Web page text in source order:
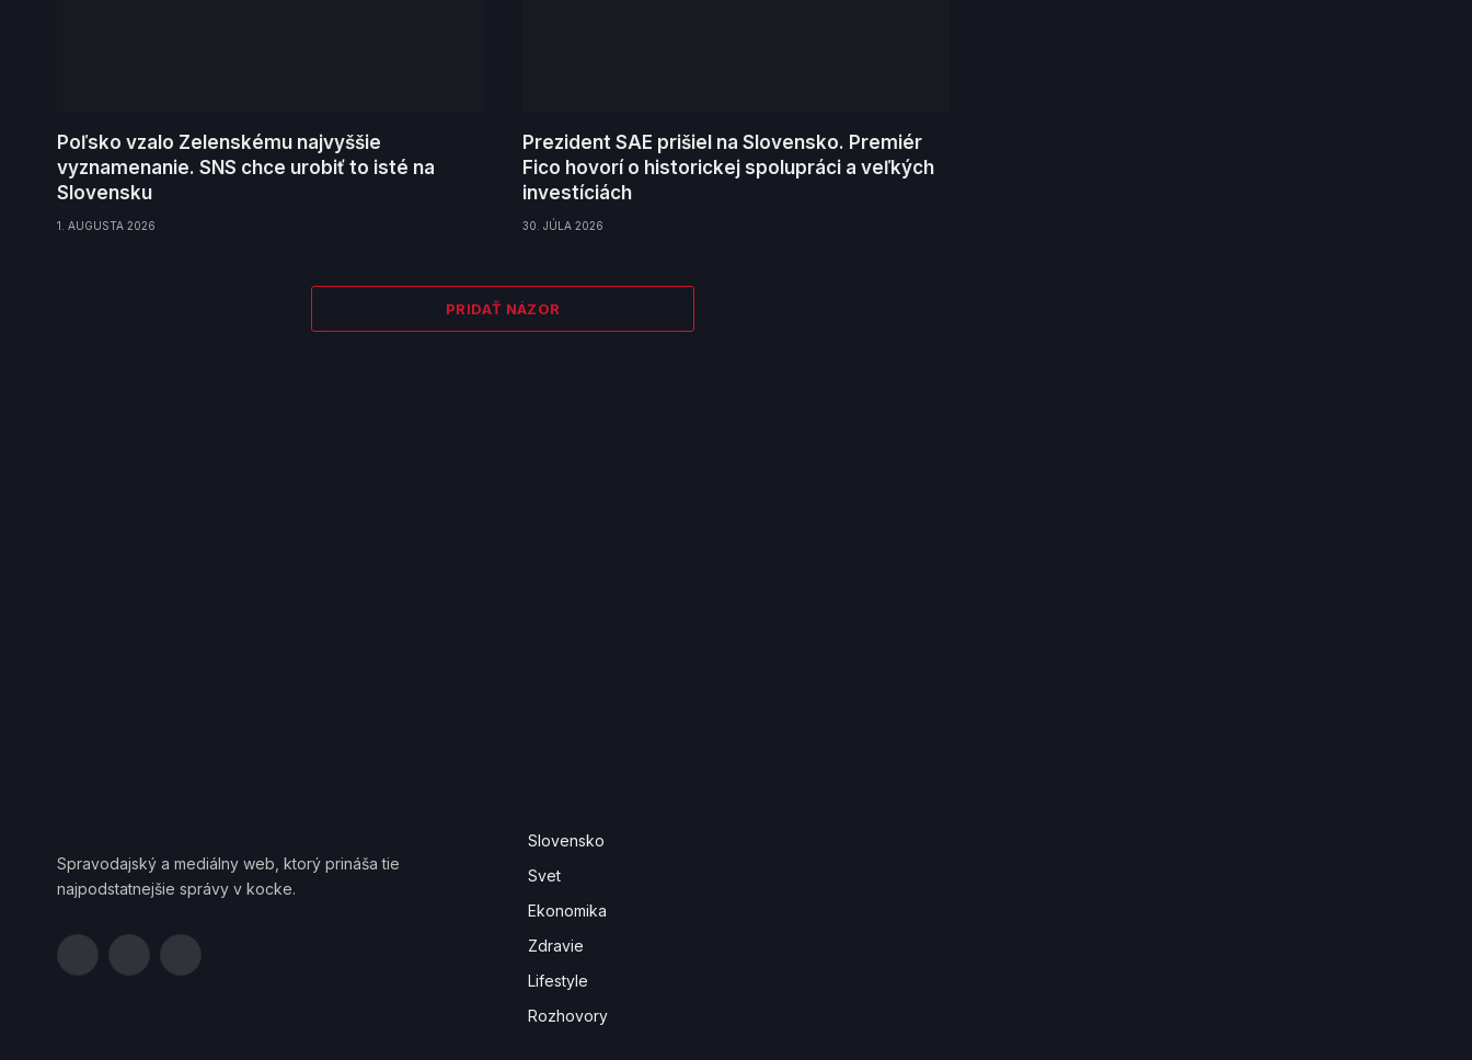
Poľsko vzalo Zelenskému najvyššie
vyznamenanie. SNS chce urobiť to isté na
Slovensku
1. AUGUSTA 2026
Prezident SAE prišiel na Slovensko. Premiér
Fico hovorí o historickej spolupráci a veľkých
investíciách
30. JÚLA 2026
PRIDAŤ NÁZOR
Spravodajský a mediálny web, ktorý prináša tie
najpodstatnejšie správy v kocke.
FacebookYouTube Telegram
Slovensko
Svet
Ekonomika
Zdravie
Lifestyle
Rozhovory